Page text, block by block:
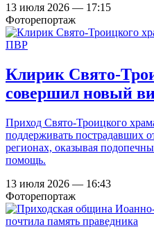
13 июля 2026 — 17:15
Фоторепортаж
Клирик Свято-
совершил новый
Приход Свято-Троицкого
поддерживать пострадавших
регионах, оказывая
помощь.
13 июля 2026 — 16:43
Фоторепортаж